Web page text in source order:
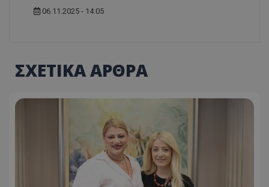
06.11.2025 - 14:05
ΣΧΕΤΙΚΑ ΑΡΘΡΑ